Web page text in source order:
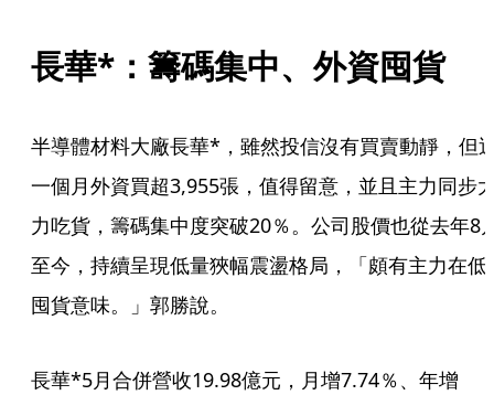
長華*：籌碼集中、外資囤貨
半導體材料大廠長華*，雖然投信沒有買賣動靜，但
一個月外資買超3,955張，值得留意，並且主力同步
力吃貨，籌碼集中度突破20％。公司股價也從去年8
至今，持續呈現低量狹幅震盪格局，「頗有主力在低
囤貨意味。」郭勝說。
長華*5月合併營收19.98億元，月增7.74％、年增